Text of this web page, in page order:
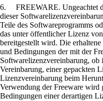
6. FREEWARE. Ungeachtet
dieser
Teile des Softwareprogramms
das unter öffentlicher Lizenz
bereitgestellt wird. Die
und Bedingungen der mit der
Softwarelizenzvereinbarung, ob
Vereinbarung, einer gepackten
Lizenzvereinbarung beim
Verwendung der Freeware wird
Bedingungen einer derartigen